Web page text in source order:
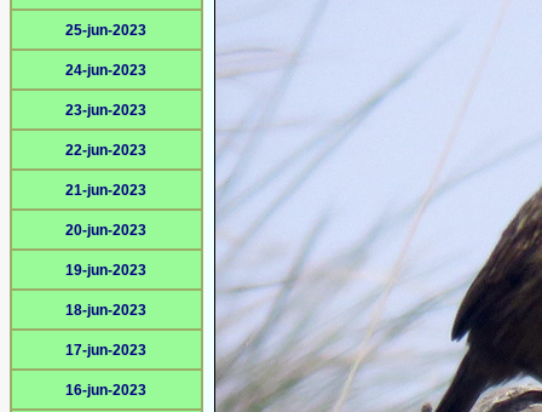
25-jun-2023
24-jun-2023
23-jun-2023
22-jun-2023
21-jun-2023
20-jun-2023
19-jun-2023
18-jun-2023
17-jun-2023
16-jun-2023